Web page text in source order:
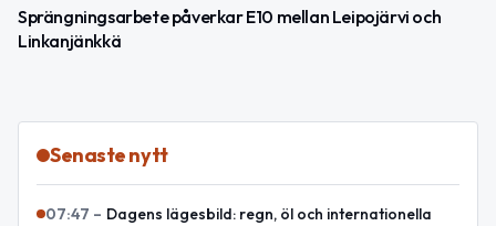
Sprängningsarbete påverkar E10 mellan Leipojärvi och
Linkanjänkkä
Senaste nytt
07:47 – Dagens lägesbild: regn, öl och internationella